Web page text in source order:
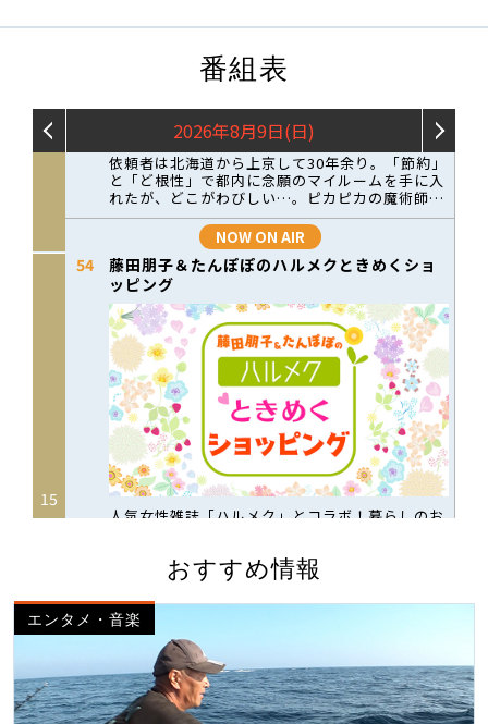
番組表
おすすめ情報
エンタメ・音楽